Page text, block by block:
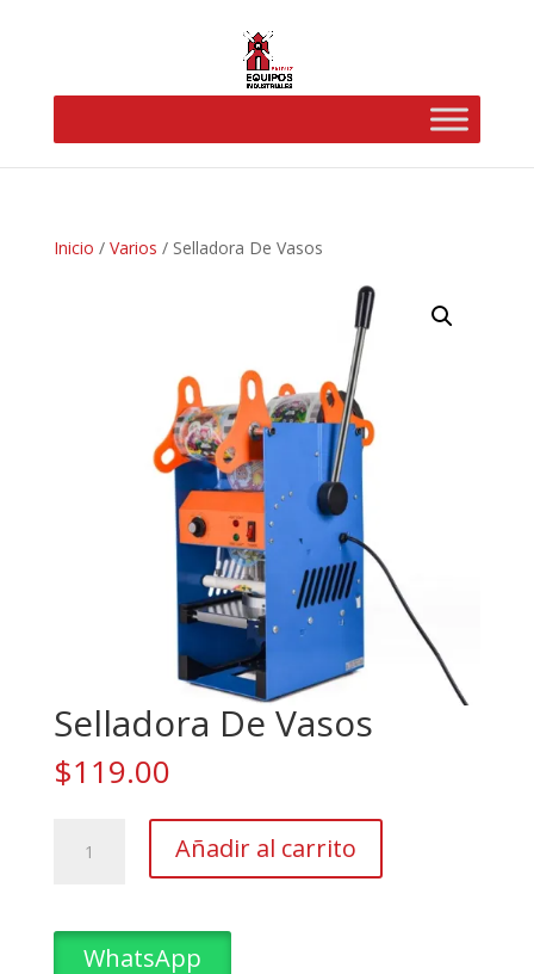
Inicio / Varios / Selladora De Vasos
Selladora De Vasos
$119.00
Añadir al carrito
WhatsApp